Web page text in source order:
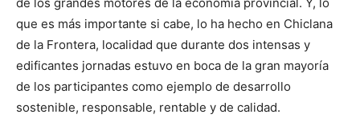
que es más importante si cabe, lo ha hecho en Chiclana
de la Frontera, localidad que durante dos intensas y
edificantes jornadas estuvo en boca de la gran mayoría
de los participantes como ejemplo de desarrollo
sostenible, responsable, rentable y de calidad.